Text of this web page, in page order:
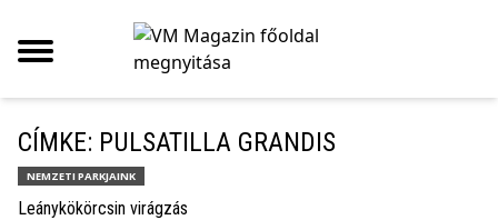
CÍMKE: PULSATILLA GRANDIS
NEMZETI PARKJAINK
Leánykökörcsin virágzás